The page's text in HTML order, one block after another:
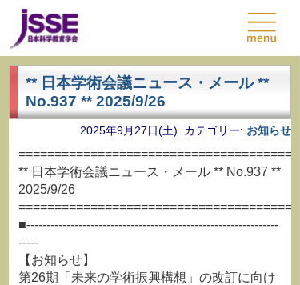
** 日本学術会議ニュース・メール **
No.937 ** 2025/9/26
2025年9月27日(土) カテゴリー: お知らせ
** 日本学術会議ニュース・メール ** No.937 **
2025/9/26
■---------------------------------------------------------------
-----
【お知らせ】
第26期「未来の学術振興構想」の改訂に向け